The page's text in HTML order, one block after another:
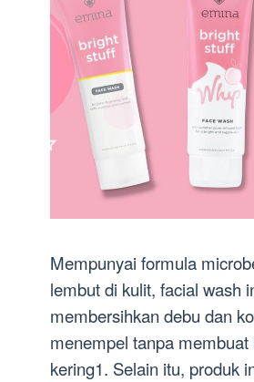
Mempunyai formula
lembut di kulit, facial wash
membersihkan debu dan
menempel tanpa membuat
kering1. Selain itu, produk